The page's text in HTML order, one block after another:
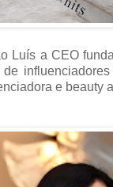
Luís a CEO
e beauty